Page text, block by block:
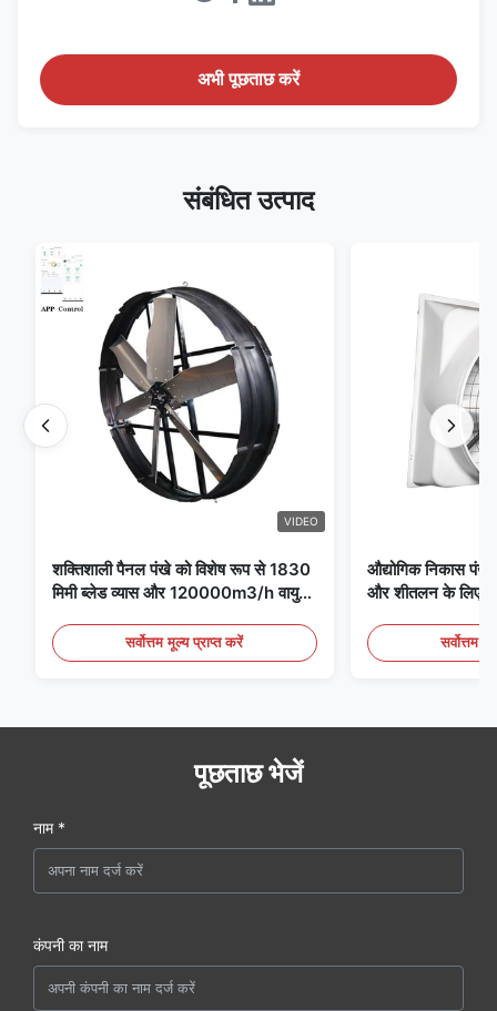
अभी पूछताछ करें
संबंधित उत्पाद
VIDEO
शक्तिशाली पैनल पंखे को विशेष रूप से 1830
मिमी ब्लेड व्यास और 120000m3/h वायु
है
सर्वोत्तम मूल्य प्राप्त करें
औद्योगिक निकास पंखे
और शीतलन के लिए
सर्वोत्तम
पूछताछ भेजें
नाम *
कंपनी का नाम